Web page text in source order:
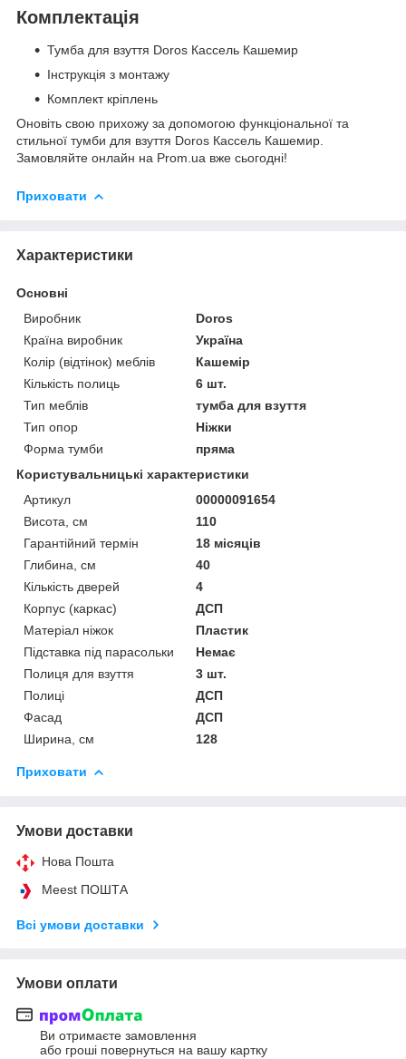
Комплектація
Тумба для взуття Doros Кассель Кашемир
Інструкція з монтажу
Комплект кріплень
Оновіть свою прихожу за допомогою функціональної та
стильної тумби для взуття Doros Кассель Кашемир.
Замовляйте онлайн на Prom.ua вже сьогодні!
Приховати
Характеристики
Основні
Виробник
Doros
Країна виробник
Україна
Колір (відтінок) меблів
Кашемір
Кількість полиць
6 шт.
Тип меблів
тумба для взуття
Тип опор
Ніжки
Форма тумби
пряма
Користувальницькі характеристики
Артикул
00000091654
Висота, см
110
Гарантійний термін
18 місяців
Глибина, см
40
Кількість дверей
4
Корпус (каркас)
ДСП
Матеріал ніжок
Пластик
Підставка під парасольки
Немає
Полиця для взуття
3 шт.
Полиці
ДСП
Фасад
ДСП
Ширина, см
128
Приховати
Умови доставки
Нова Пошта
Meest ПОШТА
Всі умови доставки
Умови оплати
Ви отримаєте замовлення
або гроші повернуться на вашу картку